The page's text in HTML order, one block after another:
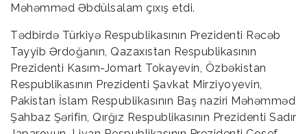
Məhəmməd Əbdülsalam çıxış etdi.
Tədbirdə Türkiyə Respublikasının Prezidenti Rəcəb
Tayyib Ərdoğanın, Qazaxıstan Respublikasının
Prezidenti Kasım-Jomart Tokayevin, Özbəkistan
Respublikasının Prezidenti Şavkat Mirziyoyevin,
Pakistan İslam Respublikasının Baş naziri Məhəmməd
Şahbaz Şərifin, Qırğız Respublikasının Prezidenti Sadır